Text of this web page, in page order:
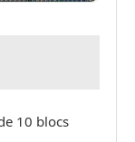
10 blocs